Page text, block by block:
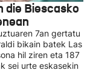
die Biescasko
7an gertatu
bikain batek Las
hil ziren eta 187
sei urte eskasekin